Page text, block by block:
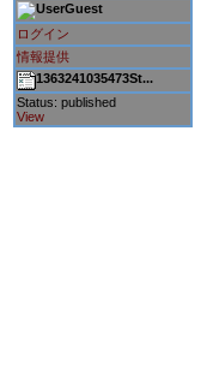
Guest
ログイン
情報提供
1363241035473St...
Status: published
View